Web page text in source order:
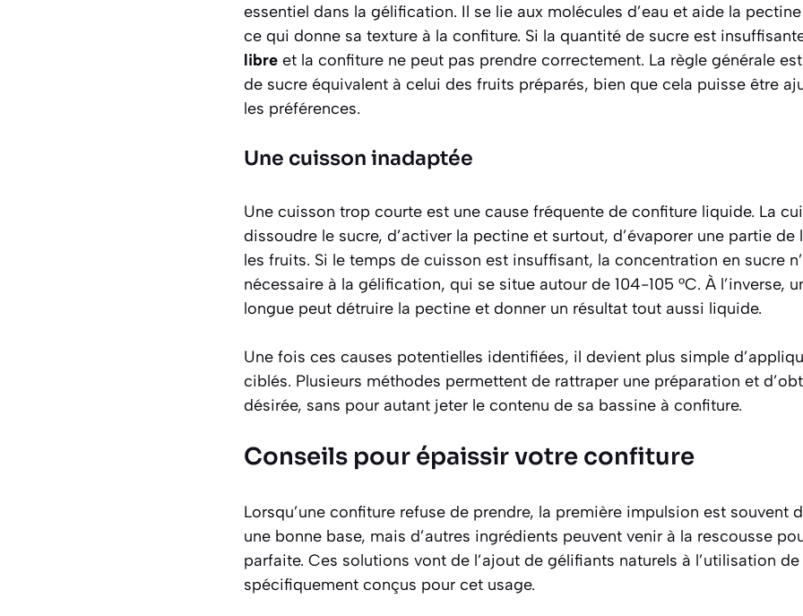
essentiel dans la gélification. Il se lie aux molécules d’eau et aide la
ce qui donne sa texture à la confiture. Si la quantité de sucre est
libre et la confiture ne peut pas prendre correctement. La règle générale
de sucre équivalent à celui des fruits préparés, bien que cela puisse être
les préférences.
Une cuisson inadaptée
Une cuisson trop courte est une cause fréquente de confiture liquide. La
dissoudre le sucre, d’activer la pectine et surtout, d’évaporer une partie de
les fruits. Si le temps de cuisson est insuffisant, la concentration en sucre
nécessaire à la gélification, qui se situe autour de 104-105 °C. À l’inverse,
longue peut détruire la pectine et donner un résultat tout aussi liquide.
Une fois ces causes potentielles identifiées, il devient plus simple
ciblés. Plusieurs méthodes permettent de rattraper une préparation et
désirée, sans pour autant jeter le contenu de sa bassine à confiture.
Conseils pour épaissir votre confiture
Lorsqu’une confiture refuse de prendre, la première impulsion est souvent
une bonne base, mais d’autres ingrédients peuvent venir à la rescousse
parfaite. Ces solutions vont de l’ajout de gélifiants naturels à l’utilisation
spécifiquement conçus pour cet usage.